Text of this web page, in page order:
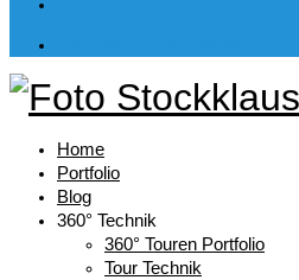
Home
Portfolio
Blog
360° Technik
360° Touren Portfolio
Tour Technik